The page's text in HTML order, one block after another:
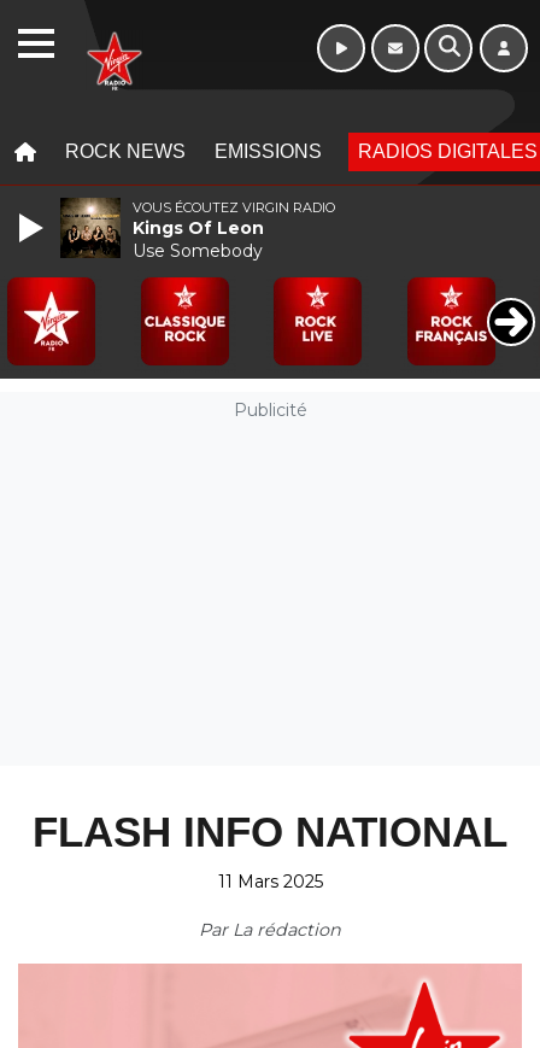
ROCK NEWS EMISSIONS RADIOS DIGITALES
Publicité
FLASH INFO NATIONAL
11 Mars 2025
Par La rédaction
VOUS ÉCOUTEZ VIRGIN RADIO
Kings Of Leon
Use Somebody
WEBRADIO Week-end de 06h
à 12h